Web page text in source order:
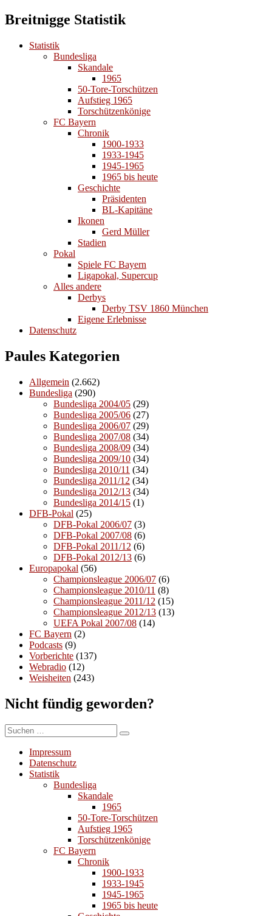
Breitnigge Statistik
Statistik
Bundesliga
Skandale
1965
50-Tore-Torschützen
Aufstieg 1965
Torschützenkönige
FC Bayern
Chronik
1900-1933
1933-1945
1945-1965
1965 bis heute
Geschichte
Präsidenten
BL-Kapitäne
Ikonen
Gerd Müller
Stadien
Pokal
Spiele FC Bayern
Ligapokal, Supercup
Alles andere
Derbys
Derby TSV 1860 München
Eigene Erlebnisse
Datenschutz
Paules Kategorien
Allgemein (2.662)
Bundesliga (290)
Bundesliga 2004/05 (29)
Bundesliga 2005/06 (27)
Bundesliga 2006/07 (29)
Bundesliga 2007/08 (34)
Bundesliga 2008/09 (34)
Bundesliga 2009/10 (34)
Bundesliga 2010/11 (34)
Bundesliga 2011/12 (34)
Bundesliga 2012/13 (34)
Bundesliga 2014/15 (1)
DFB-Pokal (25)
DFB-Pokal 2006/07 (3)
DFB-Pokal 2007/08 (6)
DFB-Pokal 2011/12 (6)
DFB-Pokal 2012/13 (6)
Europapokal (56)
Championsleague 2006/07 (6)
Championsleague 2010/11 (8)
Championsleague 2011/12 (15)
Championsleague 2012/13 (13)
UEFA Pokal 2007/08 (14)
FC Bayern (2)
Podcasts (9)
Vorberichte (137)
Webradio (12)
Weisheiten (243)
Nicht fündig geworden?
Suchen
nach:
Suchen
Impressum
Datenschutz
Statistik
Bundesliga
Skandale
1965
50-Tore-Torschützen
Aufstieg 1965
Torschützenkönige
FC Bayern
Chronik
1900-1933
1933-1945
1945-1965
1965 bis heute